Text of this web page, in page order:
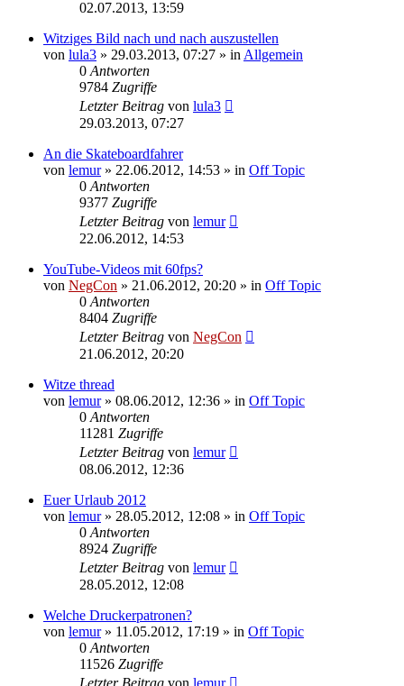
02.07.2013, 13:59
Witziges Bild nach und nach auszustellen
von lula3 » 29.03.2013, 07:27 » inAllgemein
0Antworten
9784 Zugriffe
Letzter Beitrag von lula3
29.03.2013, 07:27
An die Skateboardfahrer
von lemur» 22.06.2012, 14:53 » in Off Topic
0Antworten
9377 Zugriffe
Letzter Beitrag von lemur
22.06.2012, 14:53
YouTube-Videos mit 60fps?
von NegCon » 21.06.2012, 20:20 » in Off Topic
0Antworten
8404 Zugriffe
Letzter Beitrag von NegCon
21.06.2012, 20:20
Witze thread
von lemur» 08.06.2012, 12:36 » in Off Topic
0Antworten
11281 Zugriffe
Letzter Beitrag von lemur
08.06.2012, 12:36
Euer Urlaub 2012
von lemur» 28.05.2012, 12:08 » in Off Topic
0Antworten
8924 Zugriffe
Letzter Beitrag von lemur
28.05.2012, 12:08
Welche Druckerpatronen?
von lemur» 11.05.2012, 17:19 » in Off Topic
0Antworten
11526 Zugriffe